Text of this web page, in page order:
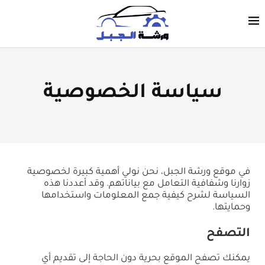
سياسة الخصوصية
في موقع ورشة الجبل، نحن نولي أهمية كبيرة لخصوصية
زوارنا وشفافية التعامل مع بياناتهم. وقد أعددنا هذه
السياسة لشرح كيفية جمع المعلومات واستخدامها
وحمايتها.
التصفح
يمكنك تصفح الموقع بحرية دون الحاجة إلى تقديم أي